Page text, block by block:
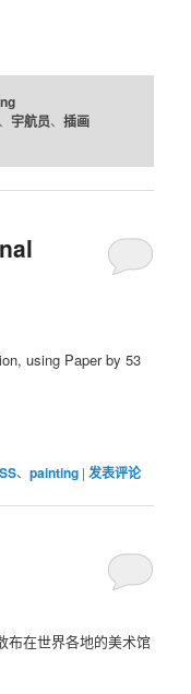
宇航员、 插画
using Paper by 53
、painting |发表评论
布在世界各地的美术馆